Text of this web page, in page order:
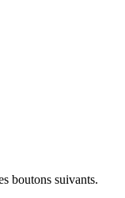
boutons suivants.